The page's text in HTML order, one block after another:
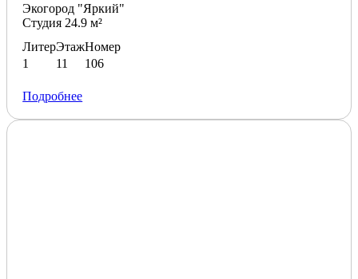
Экогород "Яркий"
Студия 24.9 м²
Литер
1
Этаж
11
Номер
106
Подробнее